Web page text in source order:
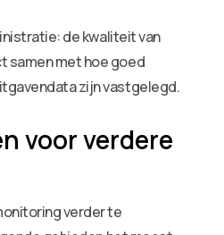
de kwaliteit van
samen met hoe goed
zijn vastgelegd.
voor verdere
verder te